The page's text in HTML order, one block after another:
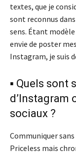
textes, que je
sont reconnus
sens. Étant
envie de poster
Instagram, je suis
▪️ Quels sont
d’Instagram
sociaux ?
Communiquer
Priceless mais